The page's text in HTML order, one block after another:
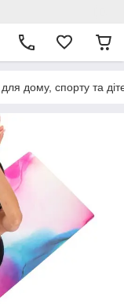
дому, спорту та